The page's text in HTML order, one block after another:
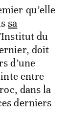
qu’elle
sa
du
doit
d’une
entre
dans la
derniers